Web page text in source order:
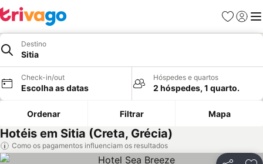
Favoritos
Iniciar
Destino
Sitia
Check-in/out
Escolha as datas
Hóspedes e quartos
2 hóspedes, 1 quarto.
Ordenar Filtrar Mapa
Hotéis em Sitia (Creta, Grécia)
Como os pagamentos influenciam os resultados